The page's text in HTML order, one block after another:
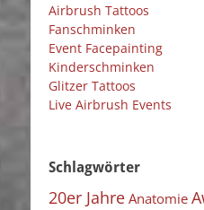
Airbrush Tattoos
Fanschminken
Event Facepainting
Kinderschminken
Glitzer Tattoos
Live Airbrush Events
Schlagwörter
20er Jahre Anatomie